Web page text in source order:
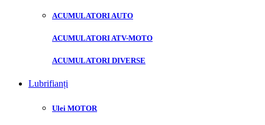
ACUMULATORI AUTO
ACUMULATORI ATV-MOTO
ACUMULATORI DIVERSE
Lubrifianți
Ulei MOTOR